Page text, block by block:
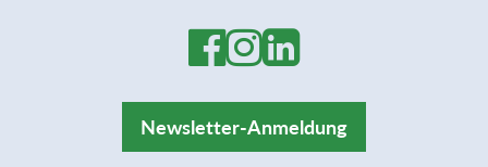
Newsletter-Anmeldung